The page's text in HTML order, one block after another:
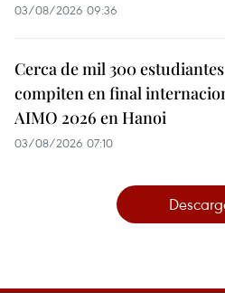
03/08/2026 09:36
Cerca de mil 300 estudiantes
compiten en final
AIMO 2026 en Hanoi
03/08/2026 07:10